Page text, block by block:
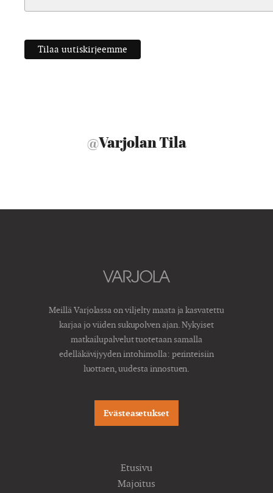
@Varjolan Tila
Meillä Varjolassa on viljelty maata ja kasvatettu
karjaa jo viiden sukupolven ajan. Nykyiset
matkailupalvelut tuotetaan samalla
edelläkävijyyden intohimolla: perinteisiin
luottaen, uudesta innostuen.
Evästeasetukset
Etusivu
Majoitus